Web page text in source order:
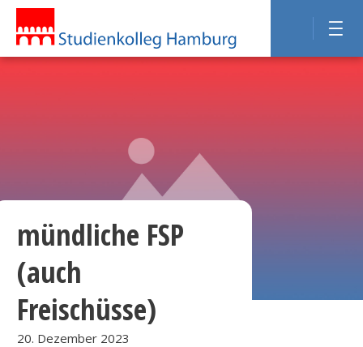
mündliche FSP
(auch
Freischüsse)
20. Dezember 2023